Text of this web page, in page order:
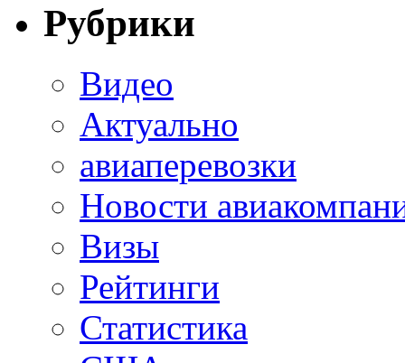
Рубрики
Видео
Актуально
авиаперевозки
Новости
Визы
Рейтинги
Статистика